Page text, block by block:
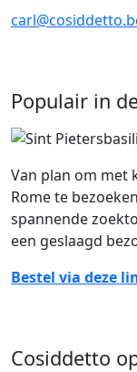
Populair in
Van plan om met
Rome te
spannende
een geslaagd
Bestel via deze
Cosiddetto